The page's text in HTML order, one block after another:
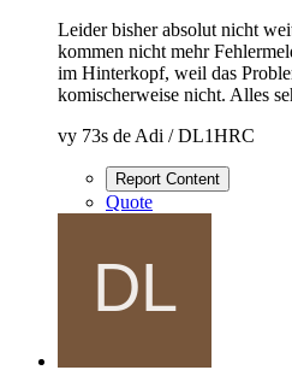
Leider bisher absolut nicht
kommen nicht mehr
im Hinterkopf, weil das
komischerweise nicht. Alles
vy 73s de Adi / DL1HRC
Report Content
Quote